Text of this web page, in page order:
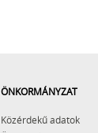
ÖNKORMÁNYZAT
Közérdekű adatok